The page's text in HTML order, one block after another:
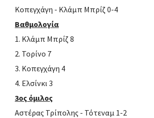
Κοπεγχάγη - Κλάμπ Μπρίζ 0-4
Βαθμολογία
1. Κλάμπ Μπρίζ 8
2. Τορίνο 7
3. Κοπεγχάγη 4
4. Ελσίνκι 3
3ος όμιλος
Αστέρας Τρίπολης - Τότεναμ 1-2